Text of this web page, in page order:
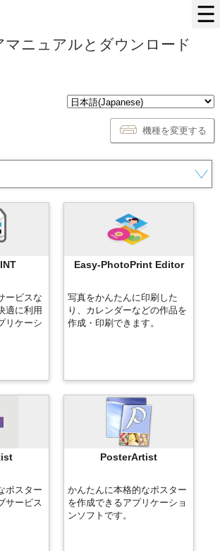
マニュアルとダウンロード
機種を変更する
ービスな
適に利用
リケーシ
Easy-PhotoPrint Editor
写真をかんたんに印刷した
り、カレンダーなどの作品を
作成・印刷できます。
ポスター
サービス
PosterArtist
かんたんに本格的なポスター
を作成できるアプリケーショ
ンソフトです。